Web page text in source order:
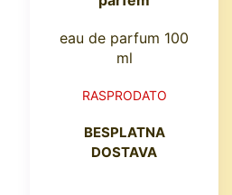
eau de parfum 100
ml
RASPRODATO
BESPLATNA
DOSTAVA